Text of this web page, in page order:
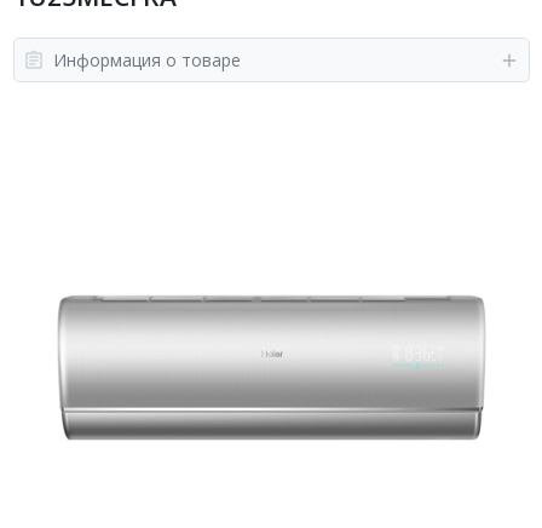
Информация о товаре